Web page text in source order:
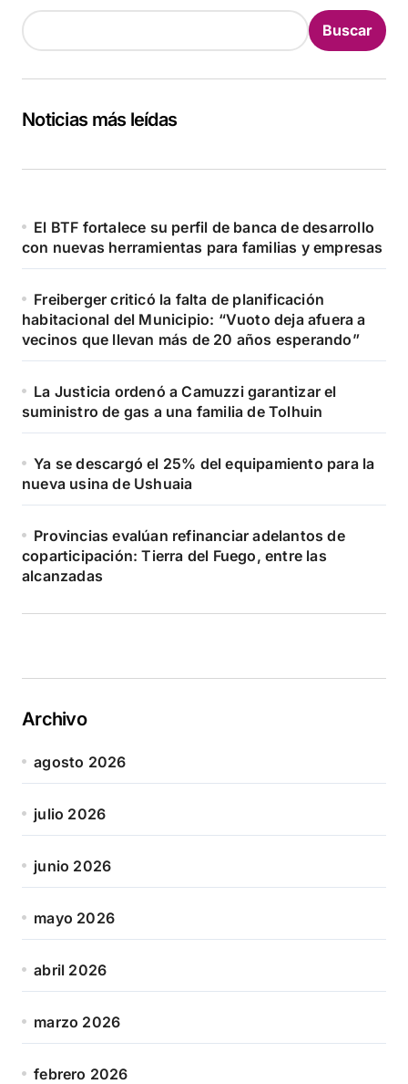
Buscar
Noticias más leídas
El BTF fortalece su perfil de banca de desarrollo
con nuevas herramientas para familias y empresas
Freiberger criticó la falta de planificación
habitacional del Municipio: “Vuoto deja afuera a
vecinos que llevan más de 20 años esperando”
La Justicia ordenó a Camuzzi garantizar el
suministro de gas a una familia de Tolhuin
Ya se descargó el 25% del equipamiento para la
nueva usina de Ushuaia
Provincias evalúan refinanciar adelantos de
coparticipación: Tierra del Fuego, entre las
alcanzadas
Archivo
agosto 2026
julio 2026
junio 2026
mayo 2026
abril 2026
marzo 2026
febrero 2026